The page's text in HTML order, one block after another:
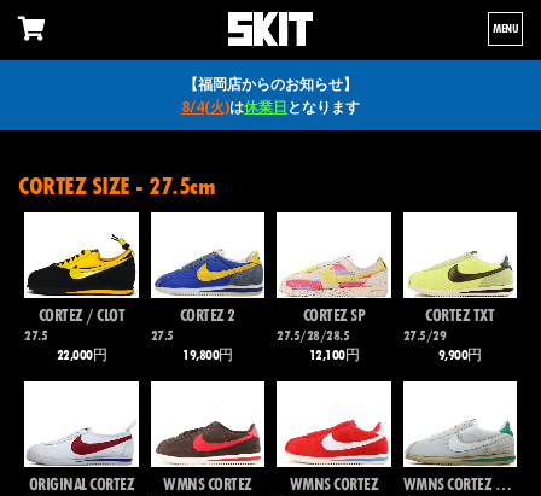
【福岡店からのお知らせ】
8/4(火)は休業日となります
MENU
CORTEZ SIZE - 27.5cm
CORTEZ / CLOT
27.5
22,000円
CORTEZ 2
27.5
19,800円
CORTEZ SP
27.5/28/28.5
12,100円
CORTEZ TXT
27.5/29
9,900円
ORIGINAL CORTEZ WMNS CORTEZ WMNS CORTEZ WMNS CORTEZ TXT PREMIUM